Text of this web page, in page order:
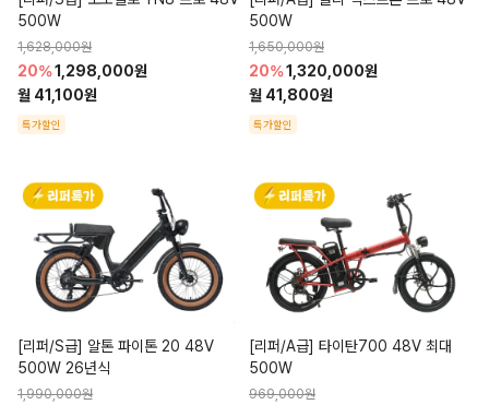
500W
1,628,000원
20%1,298,000원
월 41,100원
특가할인
500W
1,650,000원
20%1,320,000원
월 41,800원
특가할인
[리퍼/S급] 알톤 파이톤 20 48V
500W 26년식
1,990,000원
[리퍼/A급] 타이탄700 48V 최대
500W
969,000원